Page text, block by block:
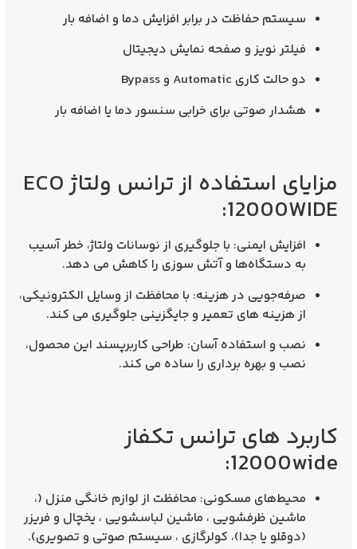
سیستم حفاظت در برابر افزایش دما و اضافه بار
فیلتر نویز و صفحه نمایش دیجیتال
دو حالت کاری Automatic و Bypass
هشدار صوتی برای خرابی سنسور دما یا اضافه بار
مزایای استفاده از ترانس ولتاژ ECO
12000WIDE:
افزایش ایمنی: با جلوگیری از نوسانات ولتاژ، خطر آسیب
به دستگاه‌ها و آتش‌ سوزی را کاهش می‌ دهد.
صرفه‌جویی در هزینه: با محافظت از وسایل الکترونیکی،
از هزینه‌ های تعمیر و جایگزینی جلوگیری می‌ کند.
نصب و استفاده آسان: طراحی کاربرپسند این محصول،
نصب و بهره‌ برداری را ساده می‌ کند.
کاربرد های ترانس تکفاز
12000wide:
محیط‌های مسکونی: محافظت از لوازم خانگی منزل (،
ماشین ظرفشویی ، ماشین لباسشویی ، یخچال و فریزر
(دوقلو یا جدا)، کولرگازی ، سیستم صوتی و تصویری).